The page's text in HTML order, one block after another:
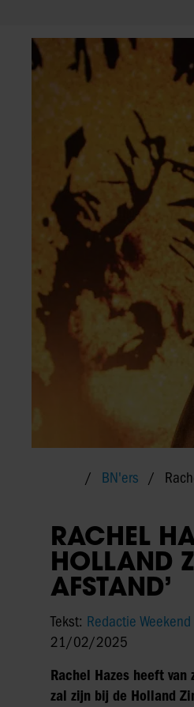
BN'ers
RACHEL
HOLLAND
AFSTAND’
Tekst: Redactie Weekend
21/02/2025
Rachel Hazes heeft
zal zijn bij de Holland